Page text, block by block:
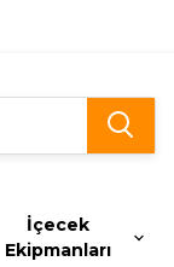
İçecek
Ekipmanları